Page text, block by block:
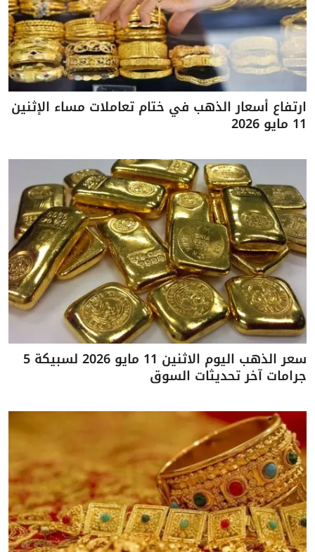
ارتفاع أسعار الذهب في ختام تعاملات مساء الإثنين
11 مايو 2026
سعر الذهب اليوم الاثنين 11 مايو 2026 لسبيكة 5
جرامات آخر تحديثات السوق